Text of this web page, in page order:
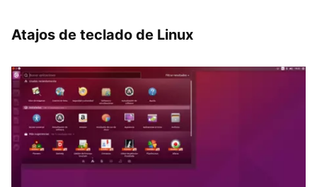
Atajos de teclado de Linux